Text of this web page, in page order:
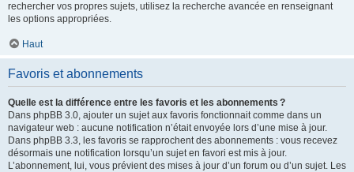
rechercher vos propres sujets, utilisez la recherche avancée en renseignant
les options appropriées.
Haut
Favoris et abonnements
Quelle est la différence entre les favoris et les abonnements ?
Dans phpBB 3.0, ajouter un sujet aux favoris fonctionnait comme dans un
navigateur web : aucune notification n’était envoyée lors d’une mise à jour.
Dans phpBB 3.3, les favoris se rapprochent des abonnements : vous recevez
désormais une notification lorsqu’un sujet en favori est mis à jour.
L’abonnement, lui, vous prévient des mises à jour d’un forum ou d’un sujet. Les